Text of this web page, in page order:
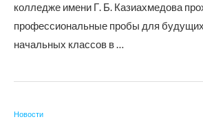
колледже имени Г. Б. Казиахмедова
профессиональные пробы для
начальных классов в …
Новости